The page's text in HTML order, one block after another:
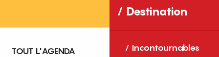
Destination
Incontournables
TOUT L'AGENDA